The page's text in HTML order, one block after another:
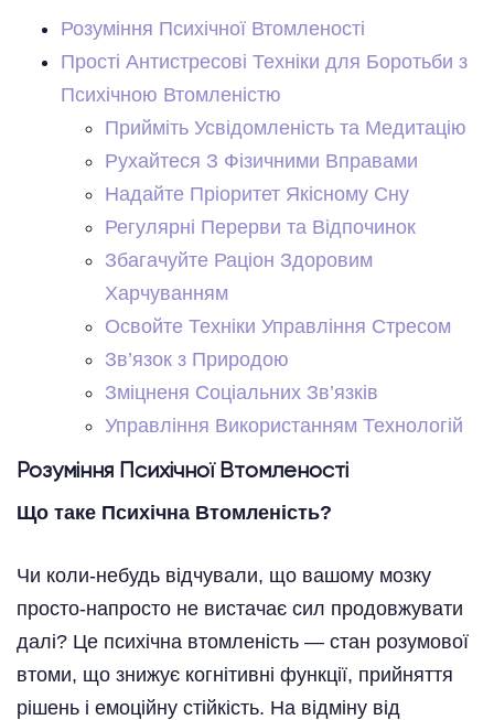
Розуміння Психічної Втомленості
Прості Антистресові Техніки для Боротьби з
Психічною Втомленістю
Прийміть Усвідомленість та Медитацію
Рухайтеся З Фізичними Вправами
Надайте Пріоритет Якісному Сну
Регулярні Перерви та Відпочинок
Збагачуйте Раціон Здоровим
Харчуванням
Освойте Техніки Управління Стресом
Зв’язок з Природою
Зміцненя Соціальних Зв’язків
Управління Використанням Технологій
Розуміння Психічної Втомленості
Що таке Психічна Втомленість?
Чи коли-небудь відчували, що вашому мозку
просто-напросто не вистачає сил продовжувати
далі? Це психічна втомленість — стан розумової
втоми, що знижує когнітивні функції, прийняття
рішень і емоційну стійкість. На відміну від